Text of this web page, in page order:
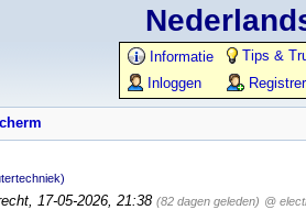
Informatie
Tips &
Inloggen
17-05-2026, 21:38 (82 dagen geleden) @